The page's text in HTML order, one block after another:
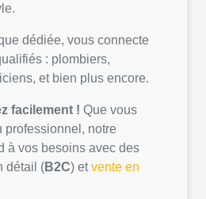
dédiée, vous connecte
: plombiers,
, et bien plus encore.
facilement ! Que vous
professionnel , notre
à vos besoins avec des
détail (B2C) etvente en